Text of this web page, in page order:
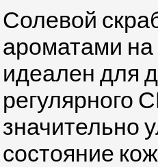
Солевой
ароматами
идеален для
регулярного
значительно
состояние